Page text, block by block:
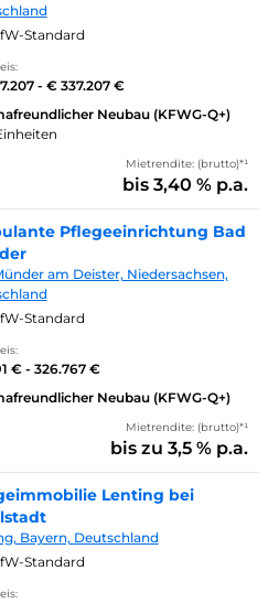
Standard
- € 337.207 €
Neubau (KFWG-Q+)
Mietrendite: (brutto)*¹
bis 3,40 % p.a.
Pflegeeinrichtung Bad
am Deister, Niedersachsen,
Standard
€ - 326.767 €
Neubau (KFWG-Q+)
Mietrendite: (brutto)*¹
bis zu 3,5 % p.a.
Lenting bei
Bayern, Deutschland
Standard